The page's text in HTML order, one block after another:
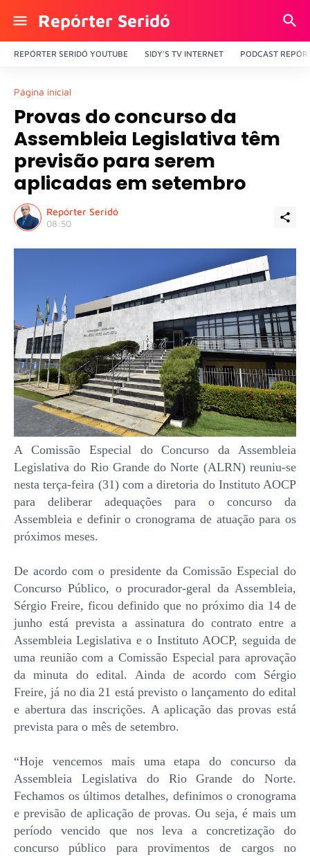
Repórter Seridó
REPÓRTER SERIDÓ YOUTUBE SIDY'S TV INTERNET PODCAST
Página inicial
Provas do concurso da
Assembleia Legislativa têm
previsão para serem
aplicadas em setembro
Repórter Seridó
08:50
A Comissão Especial do Concurso da Assembleia
Legislativa do Rio Grande do Norte (ALRN) reuniu-se
nesta terça-feira (31) com a diretoria do Instituto AOCP
para deliberar adequações para o concurso da
Assembleia e definir o cronograma de atuação para os
próximos meses.
De acordo com o presidente da Comissão Especial do
Concurso Público, o procurador-geral da Assembleia,
Sérgio Freire, ficou definido que no próximo dia 14 de
junho está prevista a assinatura do contrato entre a
Assembleia Legislativa e o Instituto AOCP, seguida de
uma reunião com a Comissão Especial para aprovação
da minuta do edital. Ainda de acordo com Sérgio
Freire, já no dia 21 está previsto o lançamento do edital
e abertura das inscrições. A aplicação das provas está
prevista para o mês de setembro.
“Hoje vencemos mais uma etapa do concurso da
Assembleia Legislativa do Rio Grande do Norte.
Fechamos os últimos detalhes, definimos o cronograma
e previsão de aplicação de provas. Ou seja, é mais um
período vencido que nos leva a concretização do
concurso público para provimentos de cargos no